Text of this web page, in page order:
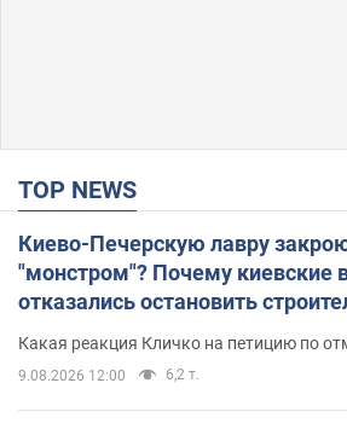
TOP NEWS
Киево-Печерскую лавру
"монстром"? Почему киевские
отказались остановить
небоскреба "московского
Какая реакция Кличко на петицию по
9.08.2026 12:00 6,2 т.